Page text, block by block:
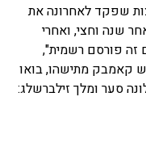
שפקד לאחרונה את
שנה וחצי, ואחרי
זה פורסם רשמית",
קאמבק מתישהו, בואו
סער ומלך זילברשלג: